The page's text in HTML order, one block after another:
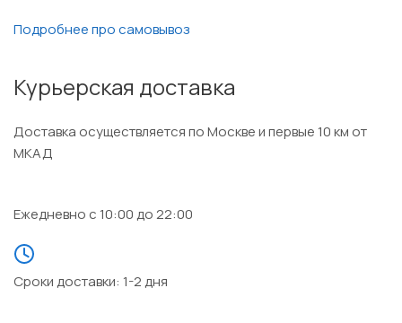
Подробнее про самовывоз
Курьерская доставка
Доставка осуществляется по Москве и первые 10 км от
МКАД
Ежедневно с 10:00 до 22:00
Сроки доставки: 1-2 дня